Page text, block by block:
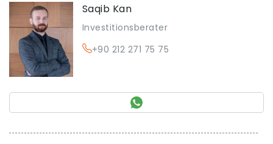
Saqib Kan
Investitionsberater
+90 212 271 75 75